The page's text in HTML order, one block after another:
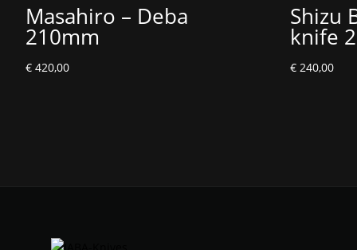
Masahiro – Deba
210mm
€ 420,00
Shizu
knife
€ 240,00